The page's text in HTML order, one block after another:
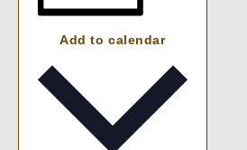
Add to calendar